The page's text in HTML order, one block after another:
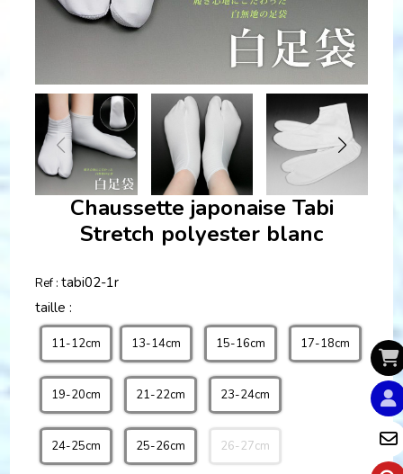
Chaussette japonaise Tabi
Stretch polyester blanc
Ref : tabi02-1r
taille :
11-12cm 13-14cm 15-16cm 17-18cm
19-20cm 21-22cm 23-24cm
24-25cm 25-26cm 26-27cm